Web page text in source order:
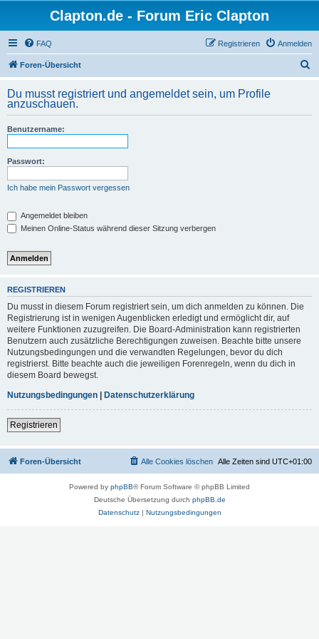
Clapton.de - Forum Eric Clapton
FAQ Anmelden
Registrieren
Foren-Übersicht
h
Du musst registriert und angemeldet sein, um Profile
anzuschauen.
Benutzername:
Passwort:
Ich habe mein Passwort vergessen
Angemeldet bleiben
Meinen Online-Status während dieser Sitzung verbergen
REGISTRIEREN
Du musst in diesem Forum registriert sein, um dich anmelden zu können. Die
Registrierung ist in wenigen Augenblicken erledigt und ermöglicht dir, auf
weitere Funktionen zuzugreifen. Die Board-Administration kann registrierten
Benutzern auch zusätzliche Berechtigungen zuweisen. Beachte bitte unsere
Nutzungsbedingungen und die verwandten Regelungen, bevor du dich
registrierst. Bitte beachte auch die jeweiligen Forenregeln, wenn du dich in
diesem Board bewegst.
Nutzungsbedingungen | Datenschutzerklärung
Registrieren
Foren-Übersicht Alle Zeiten sind UTC+01:00
Alle Cookies löschen
Powered by phpBB® Forum Software © phpBB Limited
Deutsche Übersetzung durch phpBB.de
Datenschutz| Nutzungsbedingungen